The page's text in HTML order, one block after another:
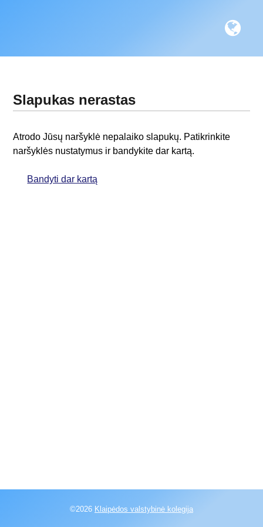
Slapukas nerastas
Atrodo Jūsų naršyklė nepalaiko slapukų. Patikrinkite
naršyklės nustatymus ir bandykite dar kartą.
Bandyti dar kartą
©2026 Klaipėdos valstybinė kolegija